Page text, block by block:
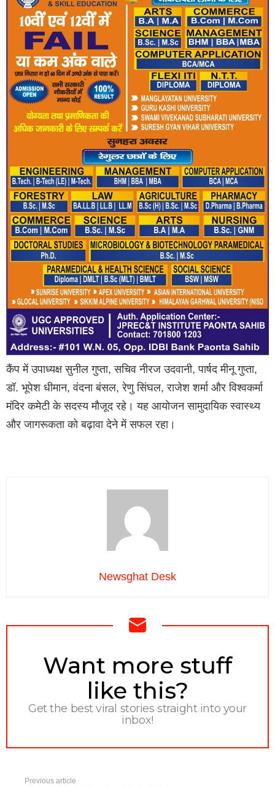
कैंप में उपाध्यक्ष सुनील गुप्ता, सचिव नीरज उदवानी, पार्षद मीनू गुप्ता,
डॉ. भूपेश धीमान, वंदना बंसल, रेणु सिंघल, राजेश शर्मा और विश्वकर्मा
मंदिर कमेटी के सदस्य मौजूद रहे। यह आयोजन सामुदायिक स्वास्थ्य
और जागरूकता को बढ़ावा देने में सफल रहा।
Newsghat Desk
NEWSLETTER
Want more stuff
like this?
Get the best viral stories straight into your
inbox!
Previous article